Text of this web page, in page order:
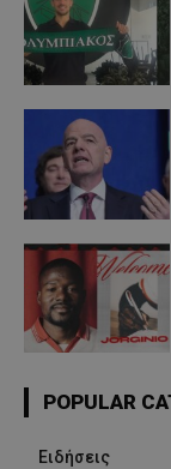
POPULAR
Ειδήσεις